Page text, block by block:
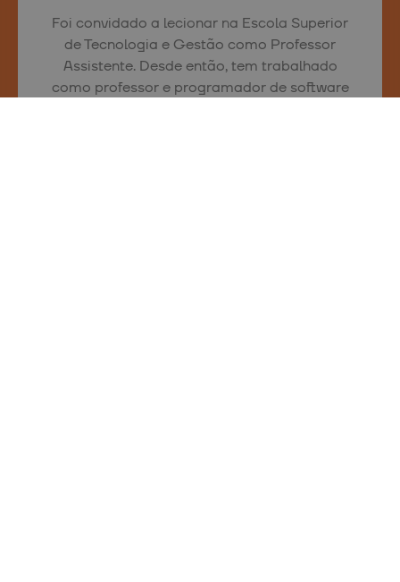
Foi convidado a lecionar na Escola Superior
de Tecnologia e Gestão como Professor
Assistente. Desde então, tem trabalhado
como professor e programador de software